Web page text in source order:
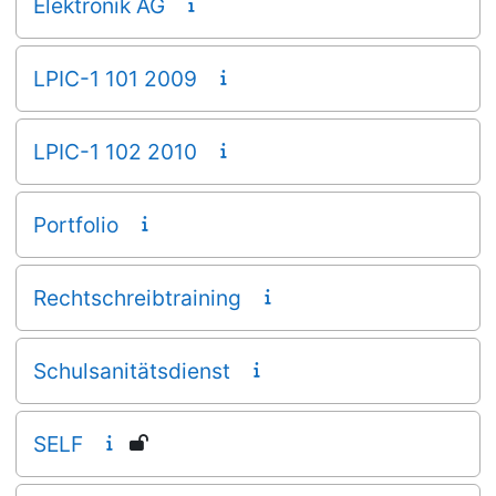
LPIC-1 101 2009
LPIC-1 102 2010
Portfolio
Rechtschreibtraining
Schulsanitätsdienst
SELF